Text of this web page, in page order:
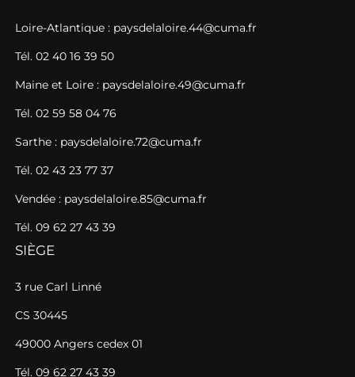
Loire-Atlantique : paysdelaloire.44@cuma.fr
Tél. 02 40 16 39 50
Maine et Loire : paysdelaloire.49@cuma.fr
Tél. 02 59 58 04 76
Sarthe : paysdelaloire.72@cuma.fr
Tél. 02 43 23 77 37
Vendée : paysdelaloire.85@cuma.fr
Tél. 09 62 27 43 39
SIÈGE
3 rue Carl Linné
CS 30445
49000 Angers cedex 01
Tél. 09 62 27 43 39